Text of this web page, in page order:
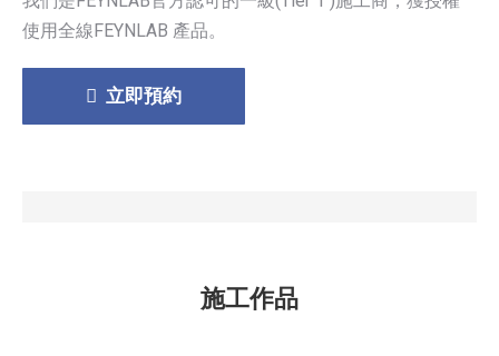
使用全線FEYNLAB 產品。
立即預約
施工作品